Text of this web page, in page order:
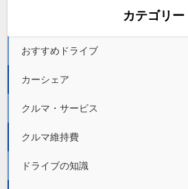
カテゴリー
おすすめドライブ
カーシェア
クルマ・サービス
クルマ維持費
ドライブの知識